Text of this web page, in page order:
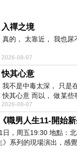
入禪之境
真的， 太靠近， 我也尿
2026-08-07
快其心意
我不是中毒太深， 只是
快其心意 而以， 做某些
愉快。
2026-08-07
職男人生11-開始新
日，周五19:30 地點：
》系列的現場演出，感